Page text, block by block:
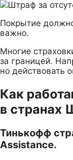
Покрытие
важно.
Многие
за границей.
но действовать
Как
в странах
Тинькофф
Assistance.